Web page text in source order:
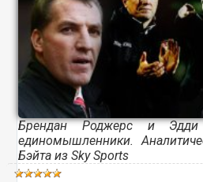
Брендан Роджерс и
единомышленники.
Бэйта из Sky Sports